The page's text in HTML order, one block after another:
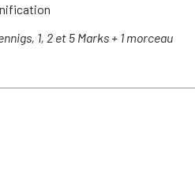
1, 2 et 5 Marks + 1 morceau